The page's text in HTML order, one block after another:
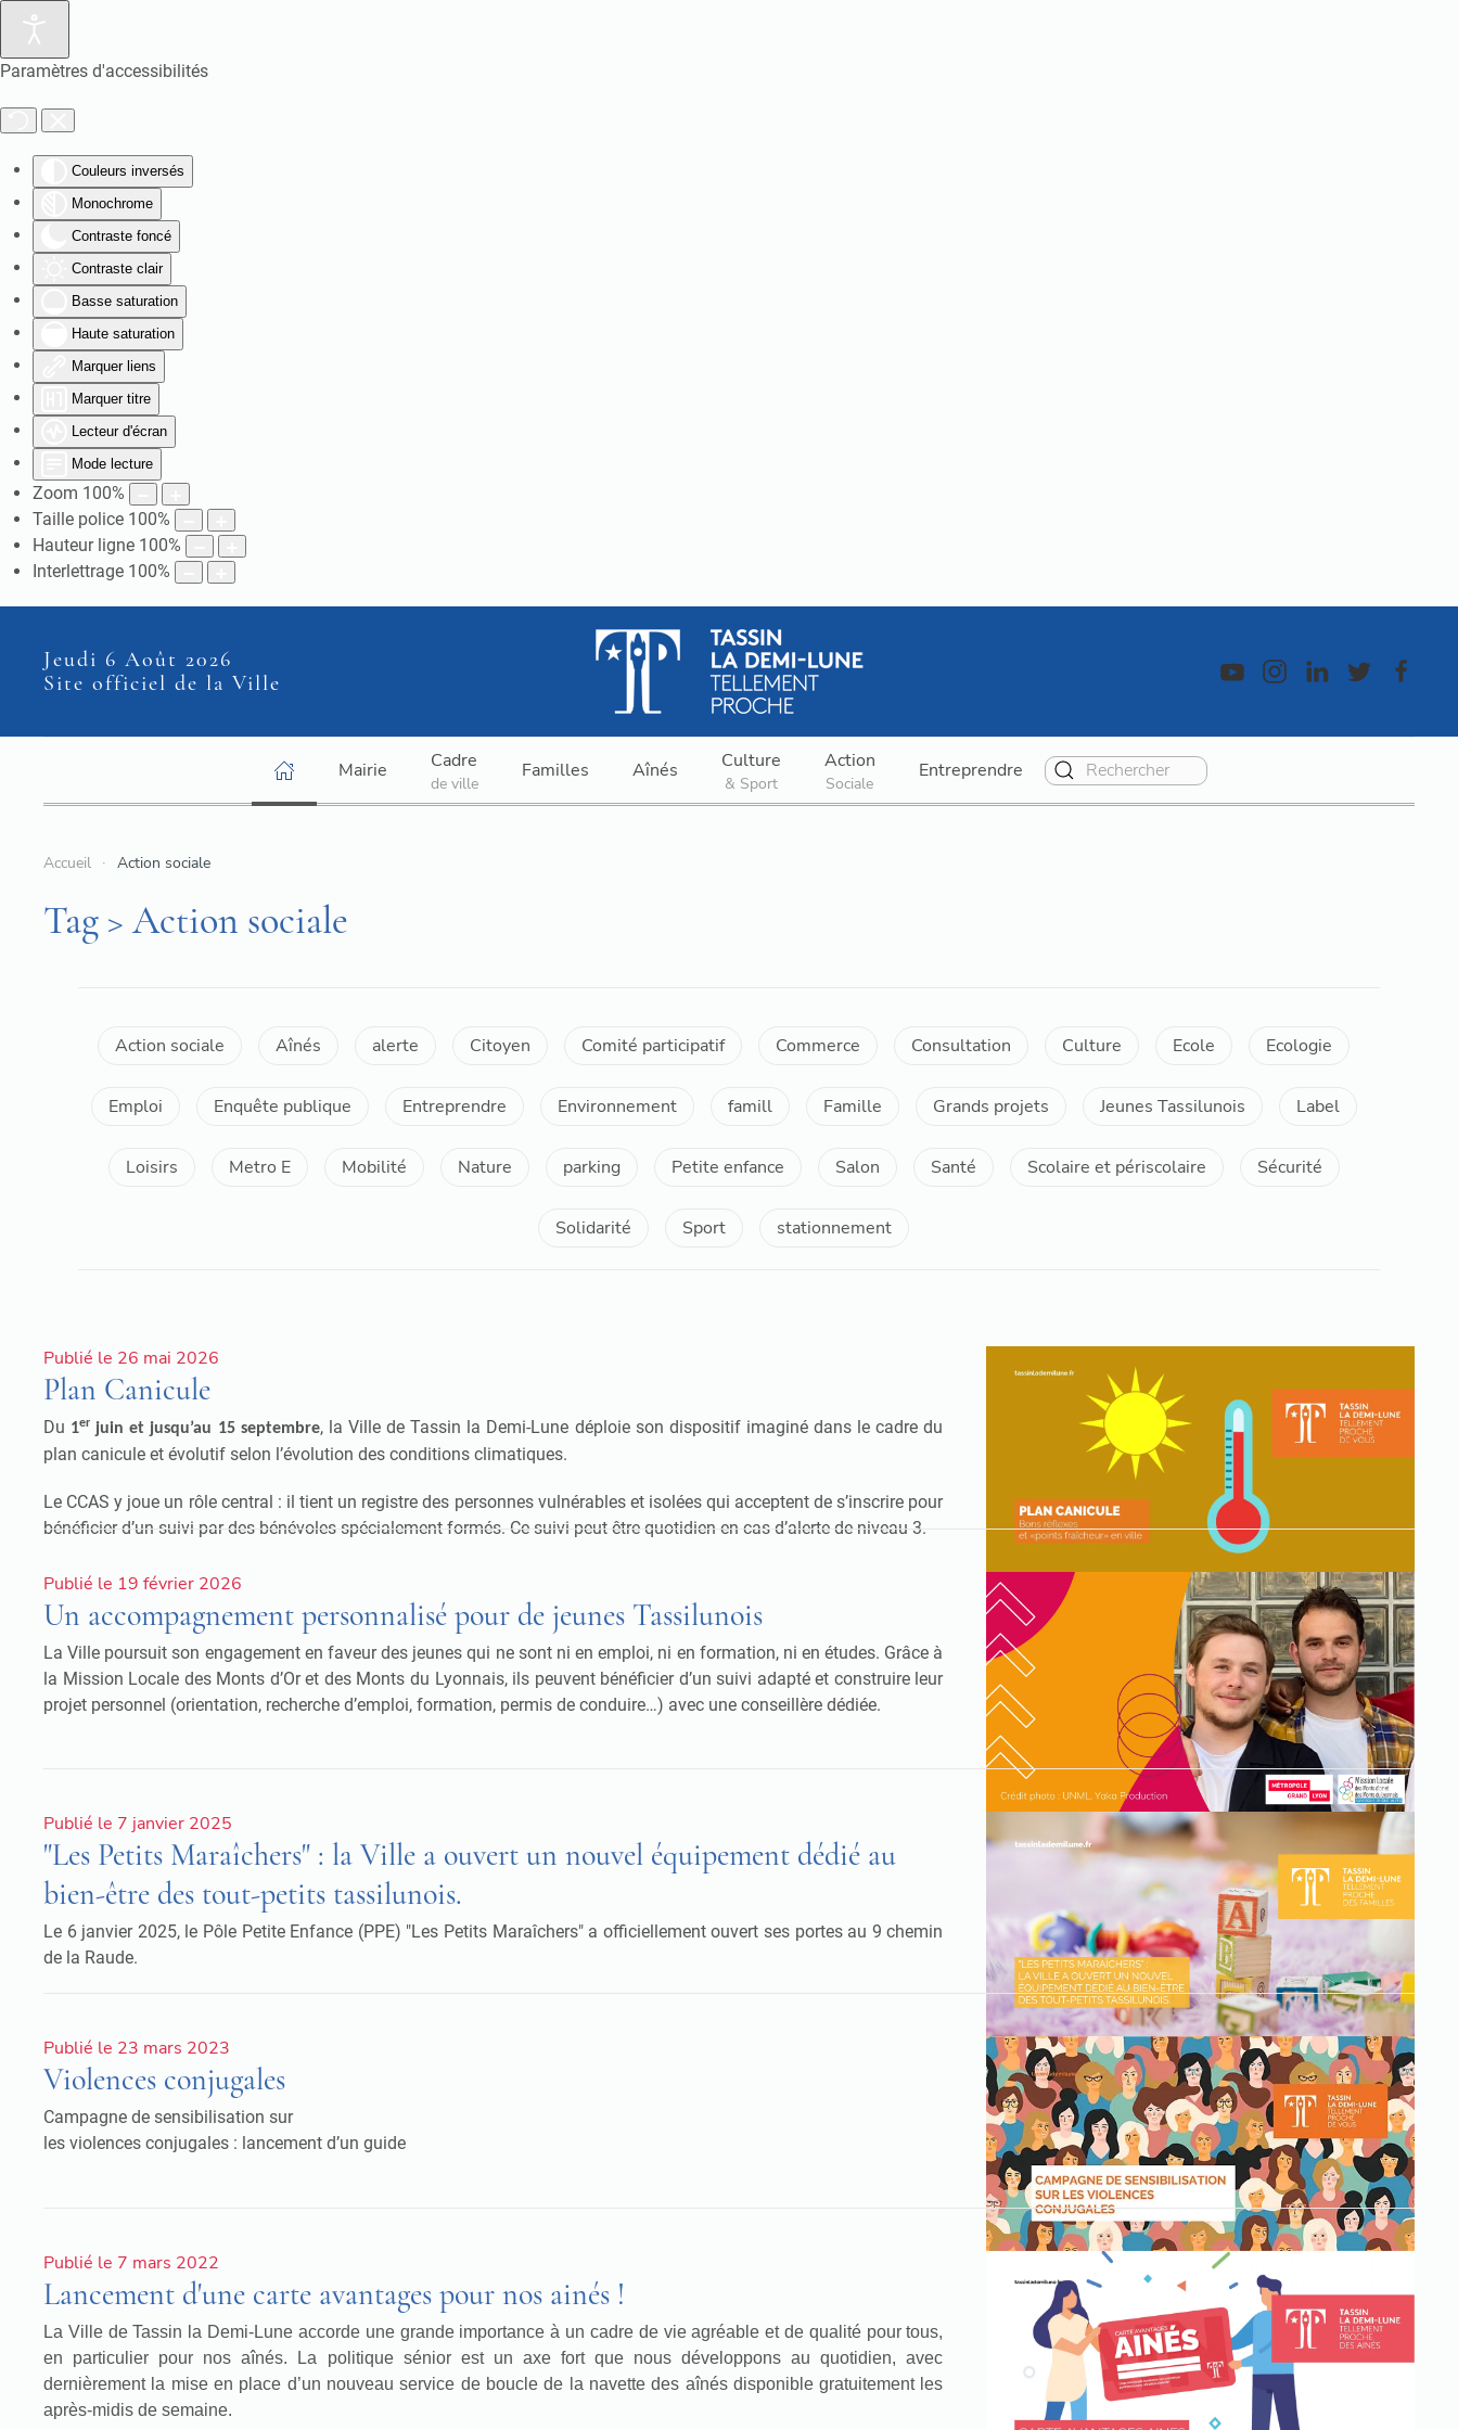
Paramètres d'accessibilités
Couleurs inversés
Monochrome
Contraste foncé
Contraste clair
Basse saturation
Haute saturation
Marquer liens
Marquer titre
Lecteur d'écran
Mode lecture
Zoom 100%
Taille police 100%
Hauteur ligne 100%
Interlettrage 100%
Jeudi 6 Août 2026
Site officiel de la Ville
Mairie Cadre
de ville
Familles Aînés Culture
& Sport
Action
Sociale
Entreprendre
Accueil Action sociale
Tag > Action sociale
Action sociale Aînés alerte Citoyen Comité participatif Commerce Consultation Culture Ecole Ecologie
Emploi Enquête publique Entreprendre Environnement famill Famille Grands projets Jeunes Tassilunois Label
Loisirs Metro E Mobilité Nature parking Petite enfance Salon Santé Scolaire et périscolaire Sécurité
Solidarité Sport stationnement
Publié le 26 mai 2026
Plan Canicule
Du 1er juin et jusqu’au 15 septembre, la Ville de Tassin la Demi-Lune déploie son dispositif imaginé dans le cadre du
plan canicule et évolutif selon l’évolution des conditions climatiques.
Le CCAS y joue un rôle central : il tient un registre des personnes vulnérables et isolées qui acceptent de s’inscrire pour
bénéficier d’un suivi par des bénévoles spécialement formés. Ce suivi peut être quotidien en cas d’alerte de niveau 3.
Publié le 19 février 2026
Un accompagnement personnalisé pour de jeunes Tassilunois
La Ville poursuit son engagement en faveur des jeunes qui ne sont ni en emploi, ni en formation, ni en études. Grâce à
la Mission Locale des Monts d’Or et des Monts du Lyonnais, ils peuvent bénéficier d’un suivi adapté et construire leur
projet personnel (orientation, recherche d’emploi, formation, permis de conduire…) avec une conseillère dédiée.
Publié le 7 janvier 2025
"Les Petits Maraîchers" : la Ville a ouvert un nouvel équipement dédié au
bien-être des tout-petits tassilunois.
Le 6 janvier 2025, le Pôle Petite Enfance (PPE) "Les Petits Maraîchers" a officiellement ouvert ses portes au 9 chemin
de la Raude.
Publié le 23 mars 2023
Violences conjugales
Campagne de sensibilisation sur
les violences conjugales : lancement d’un guide
Publié le 7 mars 2022
Lancement d'une carte avantages pour nos ainés !
La Ville de Tassin la Demi-Lune accorde une grande importance à un cadre de vie agréable et de qualité pour tous,
en particulier pour nos aînés. La politique sénior est un axe fort que nous développons au quotidien, avec
dernièrement la mise en place d’un nouveau service de boucle de la navette des aînés disponible gratuitement les
après-midis de semaine.